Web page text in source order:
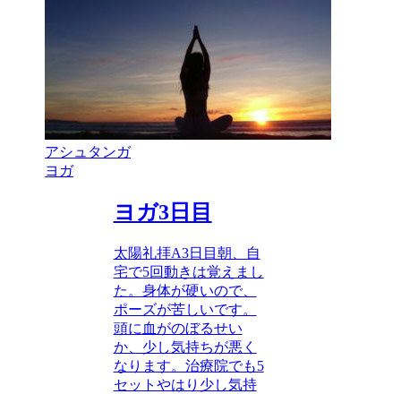
アシュタンガ
ヨガ
ヨガ3日目
太陽礼拝A3日目朝、自
宅で5回動きは覚えまし
た。身体が硬いので、
ポーズが苦しいです。
頭に血がのぼるせい
か、少し気持ちが悪く
なります。治療院でも5
セットやはり少し気持